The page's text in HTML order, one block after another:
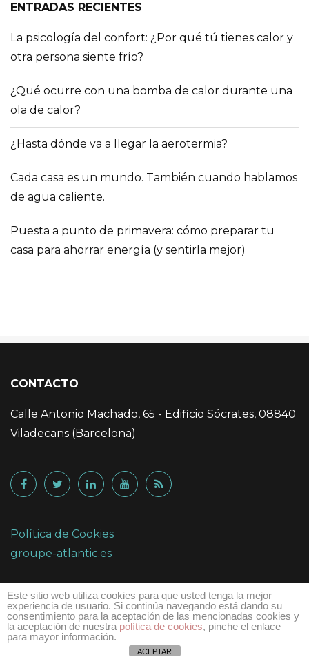
ENTRADAS RECIENTES
La psicología del confort: ¿Por qué tú tienes calor y
otra persona siente frío?
¿Qué ocurre con una bomba de calor durante una
ola de calor?
¿Hasta dónde va a llegar la aerotermia?
Cada casa es un mundo. También cuando hablamos
de agua caliente.
Puesta a punto de primavera: cómo preparar tu
casa para ahorrar energía (y sentirla mejor)
CONTACTO
Calle Antonio Machado, 65 - Edificio Sócrates, 08840
Viladecans (Barcelona)
Política de Cookies
groupe-atlantic.es
Copyright 2015 ©
Este sitio web utiliza cookies para que usted tenga la mejor
experiencia de usuario. Si continúa navegando está dando su
consentimiento para la aceptación de las mencionadas cookies y
la aceptación de nuestra política de cookies, pinche el enlace
para mayor información.
ACEPTAR